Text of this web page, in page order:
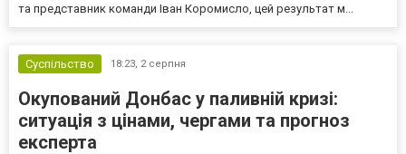
та представник команди Іван Коромисло, цей результат м...
Суспільство 18:23, 2 серпня
Окупований Донбас у паливній кризі:
ситуація з цінами, чергами та прогноз
експерта